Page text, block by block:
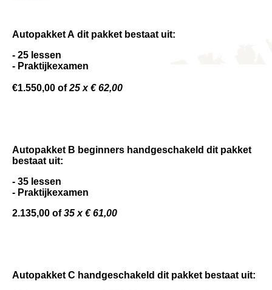
Autopakket A d it pakket bestaat uit:
- 25 lessen
- Praktijkexamen
€1.550,00 of25 x € 62,00
Autopakket B beginners handgeschakeld d it pakket
bestaat uit:
- 35 lessen
- Praktijkexamen
2.135,00 of35 x € 61,00
Autopakket C handgeschakeld dit pakket bestaat uit: